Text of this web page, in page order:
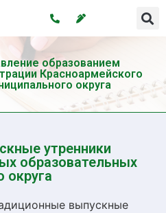
образованием
Красноармейского
округа
утренники
образовательных
округа
выпускные